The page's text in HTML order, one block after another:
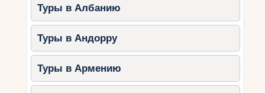
В это время здесь проводятся различные
праздничные мероприятия, такие как
фейерверки, концерты и фестивали. Туристы
могут насладиться новогодней ярмаркой, где
можно приобрести подарки и национальные
кулинарные изыски. Новогодние праздники в
горах Италии — это возможность окунуться в
Туры в Албанию
Туры в Андорру
Туры в Армению